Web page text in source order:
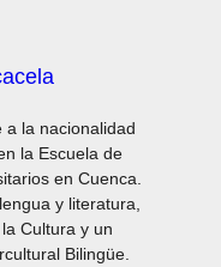
a la nacionalidad
la Escuela de
en Cuenca.
y literatura,
Cultura y un
Bilingüe.